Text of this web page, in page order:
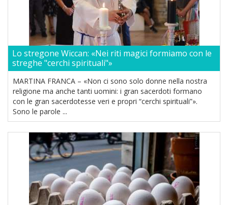
Lo stregone Wiccan: «Nei riti magici formiamo con le
streghe "cerchi spirituali"»
MARTINA FRANCA – «Non ci sono solo donne nella nostra
religione ma anche tanti uomini: i gran sacerdoti formano
con le gran sacerdotesse veri e propri “cerchi spirituali”».
Sono le parole ...